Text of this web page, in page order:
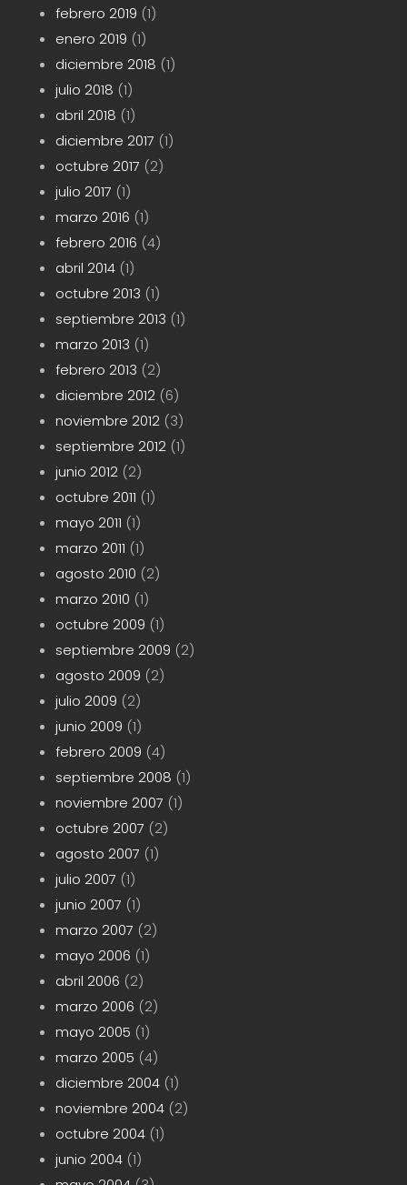
febrero 2019 (1)
enero 2019 (1)
diciembre 2018 (1)
julio 2018 (1)
abril 2018 (1)
diciembre 2017 (1)
octubre 2017 (2)
julio 2017 (1)
marzo 2016 (1)
febrero 2016 (4)
abril 2014(1)
octubre 2013 (1)
septiembre 2013 (1)
marzo 2013 (1)
febrero 2013 (2)
diciembre 2012(6)
noviembre 2012(3)
septiembre 2012(1)
junio 2012(2)
octubre 2011 (1)
mayo 2011 (1)
marzo 2011 (1)
agosto 2010 (2)
marzo 2010 (1)
octubre 2009 (1)
septiembre 2009 (2)
agosto 2009 (2)
julio 2009 (2)
junio 2009 (1)
febrero 2009 (4)
septiembre 2008 (1)
noviembre 2007 (1)
octubre 2007 (2)
agosto 2007 (1)
julio 2007 (1)
junio 2007 (1)
marzo 2007 (2)
mayo 2006 (1)
abril 2006 (2)
marzo 2006 (2)
mayo 2005 (1)
marzo 2005 (4)
diciembre 2004(1)
noviembre 2004(2)
octubre 2004(1)
junio 2004(1)